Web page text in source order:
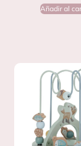
Añadir al